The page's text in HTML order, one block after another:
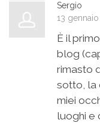
Sergio
13
È il
blog
rimasto
sotto, la
miei
luoghi e